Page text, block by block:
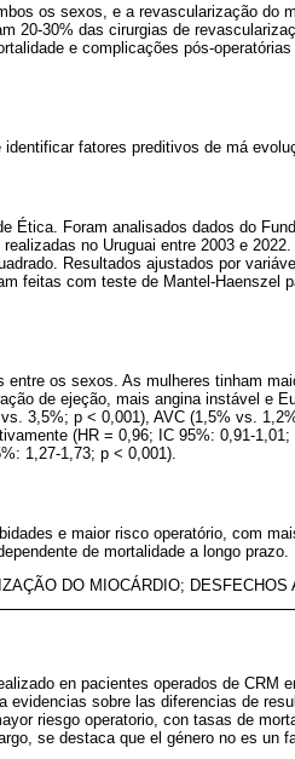
os sexos, e a revascularização do
20-30% das cirurgias de
e complicações pós-
fatores preditivos de má
Ética. Foram analisados dados do
no Uruguai entre 2003 e
Resultados ajustados por
feitas com teste de Mantel-Haenszel
os sexos. As mulheres tinham
de ejeção, mais angina instável e
3,5%; p < 0,001), AVC (1,5% vs.
(HR = 0,96; IC 95%: 0,91-1,01;
1,27-1,73; p < 0,001).
e maior risco operatório, com
de mortalidade a longo prazo.
DO MIOCÁRDIO; DESFECHOS
en pacientes operados de CRM
evidencias sobre las diferencias de
riesgo operatorio, con tasas de
se destaca que el género no es un